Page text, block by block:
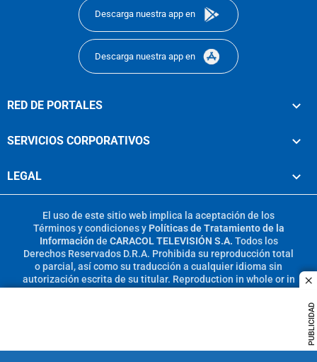
PUBLICIDAD
Descarga nuestra app en
Descarga nuestra app en
RED DE PORTALES
SERVICIOS CORPORATIVOS
LEGAL
El uso de este sitio web implica la aceptación de los
Términos y condicionesy Políticas de Tratamiento de la
Información de CARACOL TELEVISIÓN S.A. Todos los
Derechos Reservados D.R.A. Prohibida su reproducción total
o parcial, así como su traducción a cualquier idioma sin
autorización escrita de su titular. Reproduction in whole or in